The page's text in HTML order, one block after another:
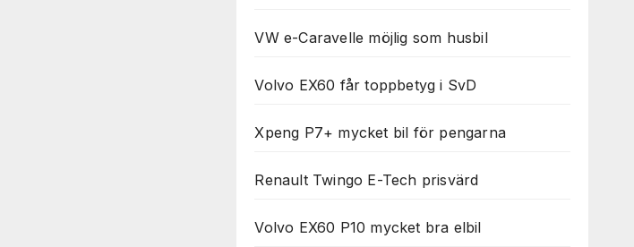
VW e-Caravelle möjlig som husbil
Volvo EX60 får toppbetyg i SvD
Xpeng P7+ mycket bil för pengarna
Renault Twingo E-Tech prisvärd
Volvo EX60 P10 mycket bra elbil